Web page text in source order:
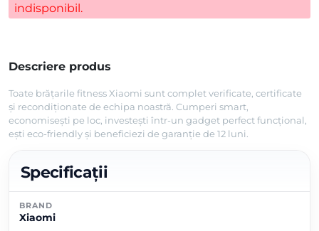
indisponibil.
Descriere produs
Toate brățarile fitness Xiaomi sunt complet verificate, certificate
și recondiționate de echipa noastră. Cumperi smart,
economisești pe loc, investești într-un gadget perfect funcțional,
ești eco-friendly și beneficiezi de garanție de 12 luni.
Specificații
BRAND
Xiaomi